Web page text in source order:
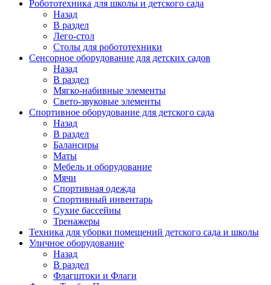
Робототехника для школы и детского сада
Назад
В раздел
Лего-стол
Столы для робототехники
Сенсорное оборудование для детских садов
Назад
В раздел
Мягко-набивные элементы
Свето-звуковые элементы
Спортивное оборудование для детского сада
Назад
В раздел
Балансиры
Маты
Мебель и оборудование
Мячи
Спортивная одежда
Спортивный инвентарь
Сухие бассейны
Тренажеры
Техника для уборки помещений детского сада и школы
Уличное оборудование
Назад
В раздел
Флагштоки и Флаги